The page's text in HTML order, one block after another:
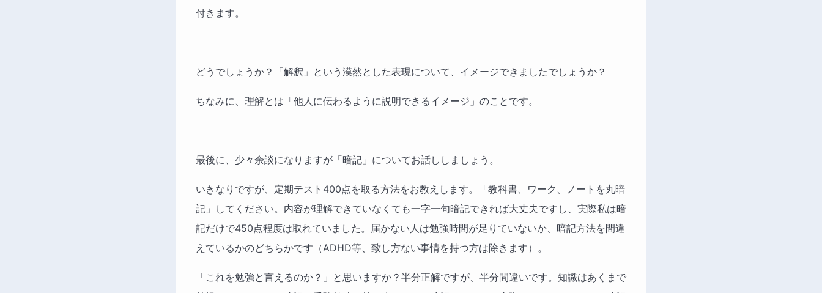
付きます。
どうでしょうか？「解釈」という漠然とした表現について、イメージできましたでしょうか？
ちなみに、理解とは「他人に伝わるように説明できるイメージ」のことです。
最後に、少々余談になりますが「暗記」についてお話ししましょう。
いきなりですが、定期テスト400点を取る方法をお教えします。「教科書、ワーク、ノートを丸暗
記」してください。内容が理解できていなくても一字一句暗記できれば大丈夫ですし、実際私は暗
記だけで450点程度は取れていました。届かない人は勉強時間が足りていないか、暗記方法を間違
えているかのどちらかです（ADHD等、致し方ない事情を持つ方は除きます）。
「これを勉強と言えるのか？」と思いますか？半分正解ですが、半分間違いです。知識はあくまで